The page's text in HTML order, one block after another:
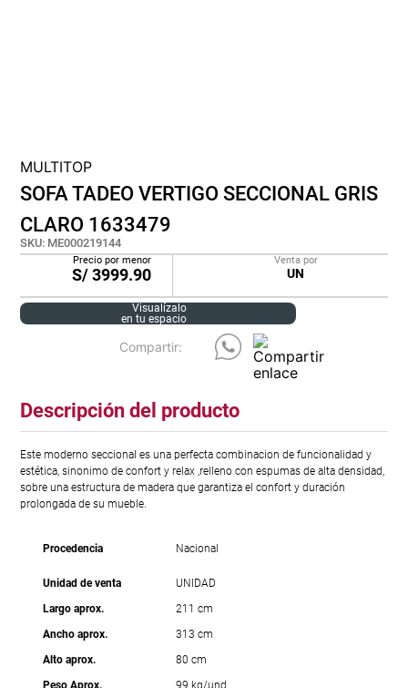
MULTITOP
SOFA TADEO VERTIGO SECCIONAL GRIS
CLARO 1633479
SKU: ME000219144
Precio por menor
S/3999.90
Venta por
UN
Visualízalo
en tu espacio
Descripción del producto
Este moderno seccional es una perfecta combinacion de funcionalidad y
estética, sinonimo de confort y relax ,relleno con espumas de alta densidad,
sobre una estructura de madera que garantiza el confort y duración
prolongada de su mueble.
Procedencia Nacional
Unidad de venta
UNIDAD
Largo aprox.
211 cm
Ancho aprox.
313 cm
Alto aprox.
80 cm
Peso Aprox.
99 kg/und